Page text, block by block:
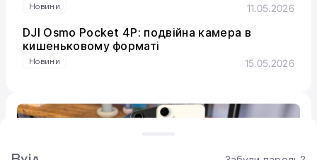
Новини 11.05.2026
DJI Osmo Pocket 4P: подвійна камера в
кишеньковому форматі
Новини 15.05.2026